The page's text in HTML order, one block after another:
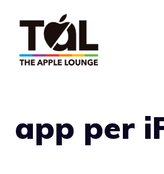
contenuto
app per